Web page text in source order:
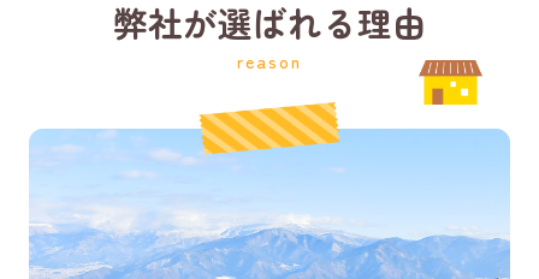
弊社が選ばれる理由
reason